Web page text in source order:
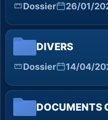
Dossier 26/01/
DIVERS
Dossier 14/04/
DOCUMENTS